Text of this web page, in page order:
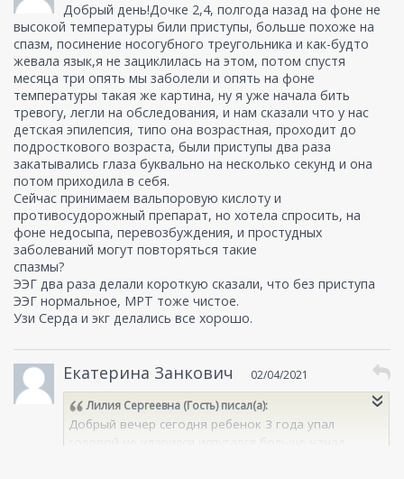
Добрый день!Дочке 2,4, полгода назад на фоне не
высокой температуры били приступы, больше похоже на
спазм, посинение носогубного треугольника и как-будто
жевала язык,я не зациклилась на этом, потом спустя
месяца три опять мы заболели и опять на фоне
температуры такая же картина, ну я уже начала бить
тревогу, легли на обследования, и нам сказали что у нас
детская эпилепсия, типо она возрастная, проходит до
подросткового возраста, были приступы два раза
закатывались глаза буквально на несколько секунд и она
потом приходила в себя.
Сейчас принимаем вальпоровую кислоту и
противосудорожный препарат, но хотела спросить, на
фоне недосыпа, перевозбуждения, и простудных
заболеваний могут повторяться такие
спазмы?
ЭЭГ два раза делали короткую сказали, что без приступа
ЭЭГ нормальное, МРТ тоже чистое.
Узи Серда и экг делались все хорошо.
Екатерина Занкович
02/04/2021
Лилия Сергеевна (Гость)писал(а):
Добрый вечер сегодня ребенок 3 года упал